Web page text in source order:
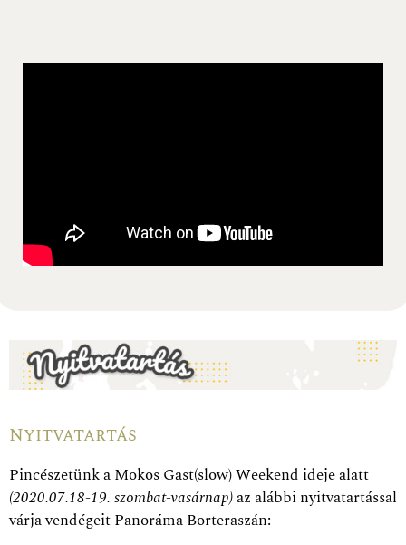
Nyitvatartás
Pincészetünk a Mokos Gast(slow) Weekend ideje alatt
(2020.07.18-19. szombat-vasárnap)az alábbi nyitvatartással
várja vendégeit Panoráma Borteraszán: